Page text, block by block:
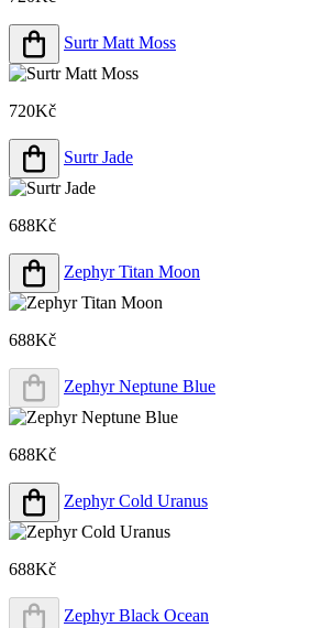
Surtr Matt Moss
720Kč
Surtr Jade
688Kč
Zephyr Titan Moon
688Kč
Zephyr Neptune Blue
688Kč
Zephyr Cold Uranus
688Kč
Zephyr Black Ocean